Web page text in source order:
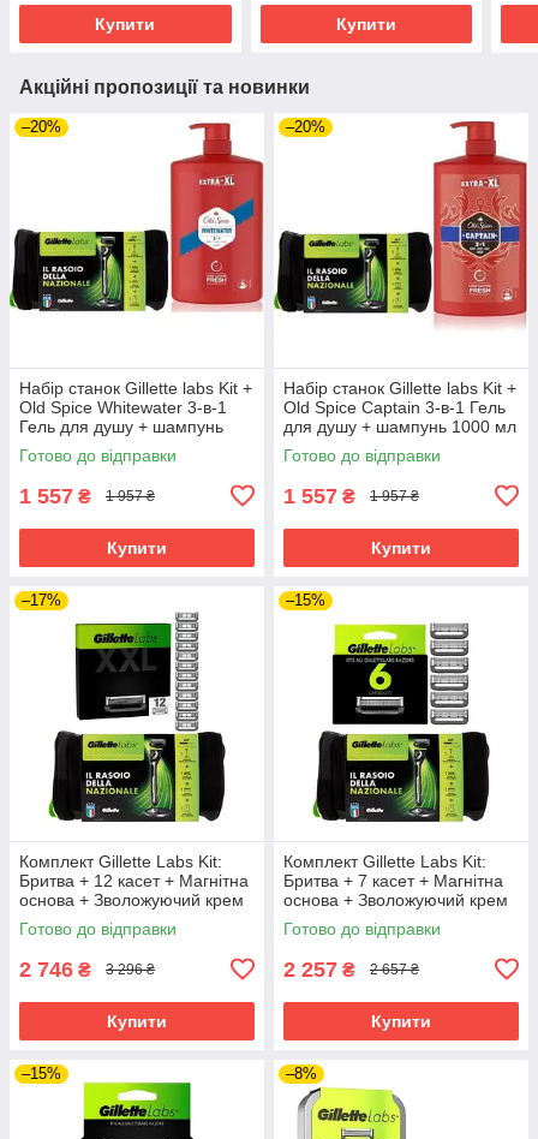
Купити Купити
Акційні пропозиції та новинки
–20%
Набір станок Gillette labs Kit +
Old Spice Whitewater 3-в-1
Гель для душу + шампунь
1000 мл в Подарунок
Готово до відправки
1 557 ₴ 1 957 ₴
Купити
–20%
Набір станок Gillette labs Kit +
Old Spice Captain 3-в-1 Гель
для душу + шампунь 1000 мл
в Подарунок
Готово до відправки
1 557 ₴ 1 957 ₴
Купити
–17%
Комплект Gillette Labs Kit:
Бритва + 12 касет + Магнітна
основа + Зволожуючий крем
100 мл + Сумка
Готово до відправки
2 746 ₴ 3 296 ₴
Купити
–15%
Комплект Gillette Labs Kit:
Бритва + 7 касет + Магнітна
основа + Зволожуючий крем
100 мл + Сумка
Готово до відправки
2 257 ₴ 2 657 ₴
Купити
–15% –8%